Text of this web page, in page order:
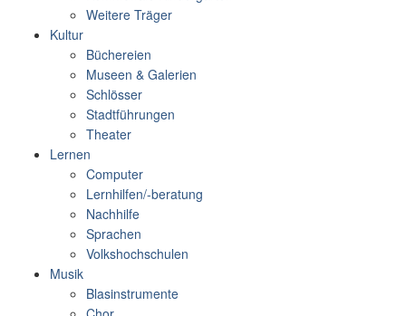
Weitere Träger
Kultur
Büchereien
Museen & Galerien
Schlösser
Stadtführungen
Theater
Lernen
Computer
Lernhilfen/-beratung
Nachhilfe
Sprachen
Volkshochschulen
Musik
Blasinstrumente